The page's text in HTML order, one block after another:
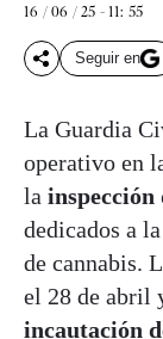
16 / 06 / 25 - 11: 55
Seguir en
La Guardia
operativo en
la inspección
dedicados a
de cannabis.
el 28 de abril
incautación